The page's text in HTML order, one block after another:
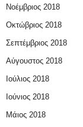
Νοέμβριος 2018
Οκτώβριος 2018
Σεπτέμβριος 2018
Αύγουστος 2018
Ιούλιος 2018
Ιούνιος 2018
Μάιος 2018